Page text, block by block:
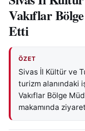
Vakıflar
Etti
ÖZET
Sivas İl Kültür ve
turizm alanındaki
Vakıflar Bölge
makamında